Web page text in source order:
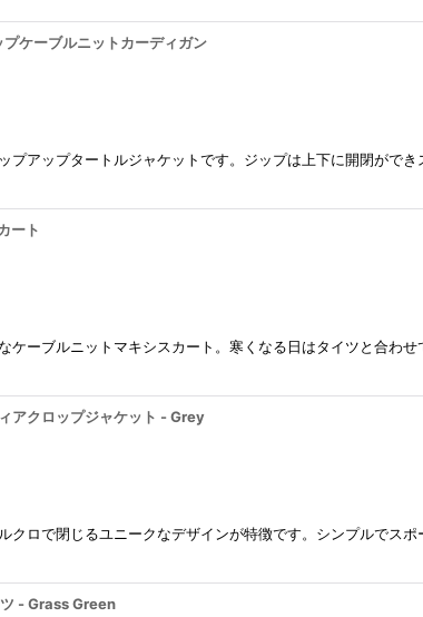
ケーブルニットカーディガン
アップタートルジャケットです。ジップは上下に開閉がで
ート
ケーブルニットマキシスカート。寒くなる日はタイツと合わ
アクロップジャケット - Grey
ロで閉じるユニークなデザインが特徴です。シンプルでス
- Grass Green